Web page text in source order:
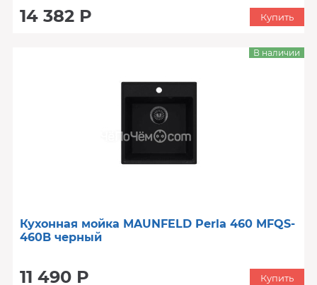
14 382 Р Купить
Кухонная мойка MAUNFELD Perla 460 MFQS-
460B черный
11 490 Р
В наличии
Купить